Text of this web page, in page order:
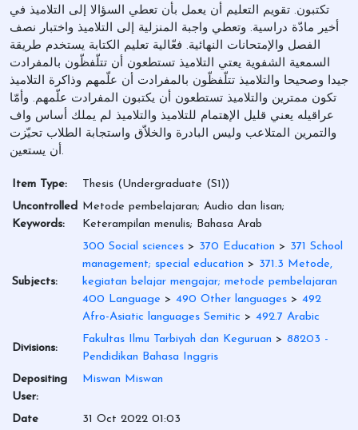
تكتبون. تقويم التعليم أن يعمل بأن تعطي السؤالا إلى التلاميذ في
أخير مادّة دراسية. وتعطي واجبة المنزلية إلى التلاميذ واختبار نصف
الفصل والإمتحانات النهائية. فعّالية تعليم الكتابة يستخدم طريقة
السمعية الشفوية يعتي التلاميذ تستطعون أن تتلّفظّون بالمفرادت
جيدا وصحيحا والتلاميذ تتلّفظّون بالمفرادت أن علّمهم وذاكرة التلاميذ
تكون ممترين والتلاميذ تستطعون أن يكتبون المفرادت علّمهم. وأمّا
عراقيله يعني قليل الإهتمام للتلاميذ والتلاميذ لم يملك أساس واف
والتمرين المتلاعب وليس البادرة والخلاّق واستجابة الطلاب تحيّزت
أن يستعين.
Item Type:
Thesis (Undergraduate (S1))
Uncontrolled
Keywords:
Metode pembelajaran; Audio dan lisan;
Keterampilan menulis; Bahasa Arab
Subjects:
300 Social sciences > 370 Education > 371 School
management; special education > 371.3 Metode,
kegiatan belajar mengajar; metode pembelajaran
400 Language > 490 Other languages > 492
Afro-Asiatic languages Semitic > 492.7 Arabic
Divisions:
Fakultas Ilmu Tarbiyah dan Keguruan > 88203 -
Pendidikan Bahasa Inggris
Depositing
User:
Miswan Miswan
Date
31 Oct 2022 01:03